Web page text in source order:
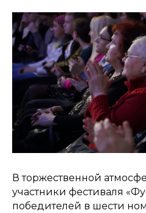
В торжественной
участники фестиваля
победителей в шести